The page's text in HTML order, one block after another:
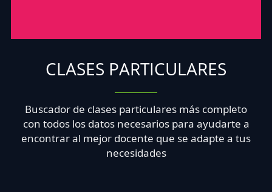
CLASES PARTICULARES
Buscador de clases particulares más completo
con todos los datos necesarios para ayudarte a
encontrar al mejor docente que se adapte a tus
necesidades